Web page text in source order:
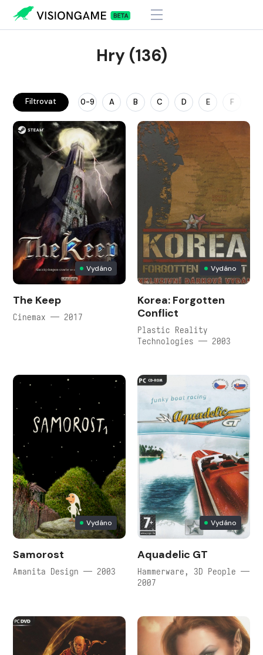
Hry (136)
Filtrovat 0-9 A B C D E F
Vydáno
The Keep
Cinemax — 2017
Vydáno
Korea: Forgotten
Conflict
Plastic Reality
Technologies — 2003
Vydáno
Samorost
Amanita Design — 2003
Vydáno
Aquadelic GT
Hammerware, 3D People —
2007